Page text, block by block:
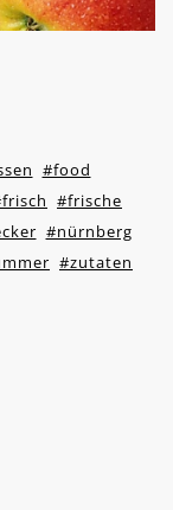
#food
#frische
#nürnberg
#zutaten